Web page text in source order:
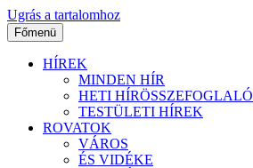
Ugrás a tartalomhoz
Főmenü
HÍREK
MINDEN HÍR
HETI HÍRÖSSZEFOGLALÓ
TESTÜLETI HÍREK
ROVATOK
VÁROS
ÉS VIDÉKE